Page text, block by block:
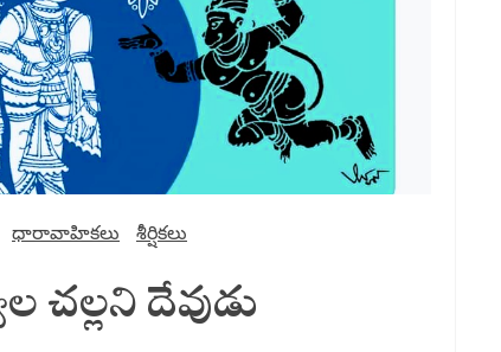
ధారావాహికలు శీర్షికలు
చల్లని దేవుడు